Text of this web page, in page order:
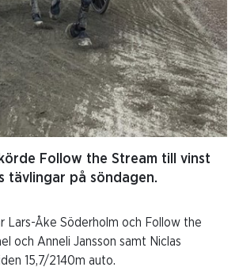
Follow the Stream till vinst
tävlingar på söndagen.
Lars-Åke Söderholm och Follow the
och Anneli Jansson samt Niclas
15,7/2140m auto.